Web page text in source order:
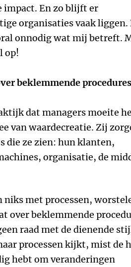
impact. En zo blijft er
organisaties vaak liggen.
onnodig wat mij betreft.
op!
beklemmende
dat managers moeite
van waardecreatie. Zij
die ze zien: hun klanten,
organisatie, de
niks met processen,
over beklemmende
raad met de dienende
processen kijkt, mist de
hebt om veranderingen